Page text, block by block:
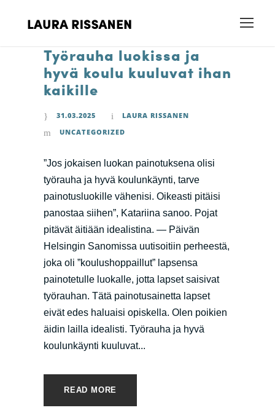
Työrauha luokissa ja
hyvä koulu kuuluvat ihan
kaikille
31.03.2025
LAURA RISSANEN
UNCATEGORIZED
”Jos jokaisen luokan painotuksena olisi
työrauha ja hyvä koulunkäynti, tarve
painotusluokille vähenisi. Oikeasti pitäisi
panostaa siihen”, Katariina sanoo. Pojat
pitävät äitiään idealistina. — Päivän
Helsingin Sanomissa uutisoitiin perheestä,
joka oli ”koulushoppaillut” lapsensa
painotetulle luokalle, jotta lapset saisivat
työrauhan. Tätä painotusainetta lapset
eivät edes haluaisi opiskella. Olen poikien
äidin lailla idealisti. Työrauha ja hyvä
koulunkäynti kuuluvat...
READ MORE